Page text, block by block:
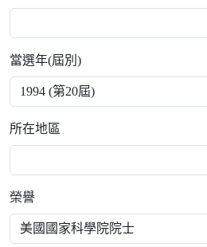
當選年(屆別)
所在地區
榮譽